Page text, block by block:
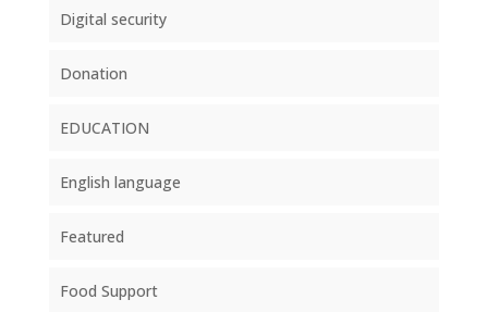
Digital security
Donation
EDUCATION
English language
Featured
Food Support